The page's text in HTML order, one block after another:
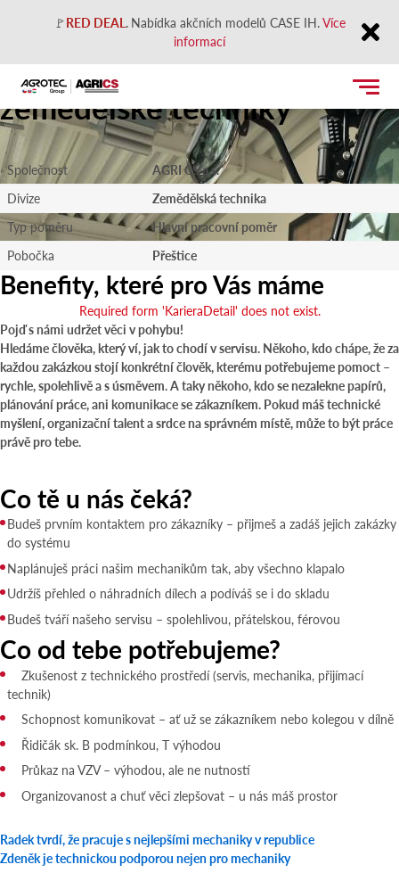
🚩RED DEAL. Nabídka akčních modelů CASE IH.Více
informací
Close
Přijímací technik servisu
zemědělské techniky
Společnost
AGRI CS a.s.
Divize
Zemědělská technika
Typ poměru
Hlavní pracovní poměr
Pobočka
Přeštice
Benefity, které pro Vás máme
Required form 'KarieraDetail' does not exist.
Pojď s námi udržet věci v pohybu!
Hledáme člověka, který ví, jak to chodí v servisu. Někoho, kdo chápe, že za
každou zakázkou stojí konkrétní člověk, kterému potřebujeme pomoct –
rychle, spolehlivě a s úsměvem. A taky někoho, kdo se nezalekne papírů,
plánování práce, ani komunikace se zákazníkem. Pokud máš technické
myšlení, organizační talent a srdce na správném místě, může to být práce
právě pro tebe.
Co tě u nás čeká?
Budeš prvním kontaktem pro zákazníky – přijmeš a zadáš jejich zakázky
do systému
Naplánuješ práci našim mechanikům tak, aby všechno klapalo
Udržíš přehled o náhradních dílech a podíváš se i do skladu
Budeš tváří našeho servisu – spolehlivou, přátelskou, férovou
Co od tebe potřebujeme?
Zkušenost z technického prostředí (servis, mechanika, přijímací
technik)
Schopnost komunikovat – ať už se zákazníkem nebo kolegou v dílně
Řidičák sk. B podmínkou, T výhodou
Průkaz na VZV – výhodou, ale ne nutností
Organizovanost a chuť věci zlepšovat – u nás máš prostor
Radek tvrdí, že pracuje s nejlepšími mechaniky v republice
Zdeněk je technickou podporou nejen pro mechaniky